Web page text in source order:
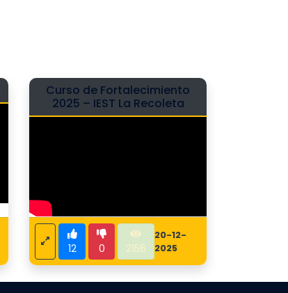
Curso de Fortalecimiento
2025 – IEST La Recoleta
12 0 2156
20-12-
2025